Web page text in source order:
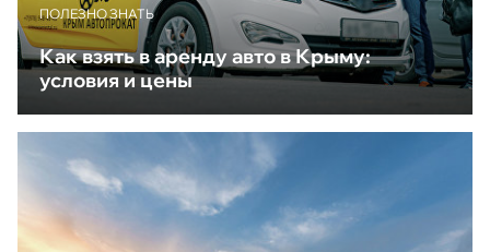
ПОЛЕЗНО ЗНАТЬ
Как взять в аренду авто в Крыму:
условия и цены